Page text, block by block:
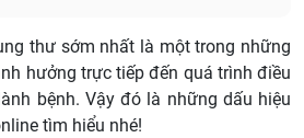
thư sớm nhất là một trong những
hưởng trực tiếp đến quá trình điều
bệnh. Vậy đó là những dấu hiệu
tìm hiểu nhé!